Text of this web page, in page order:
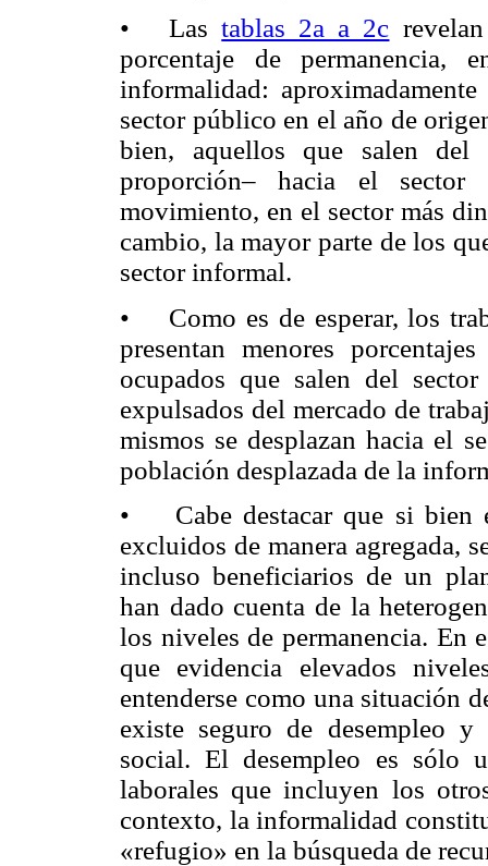
• Lastablas 2a a 2c
porcentaje de
informalidad:
sector público en el año de
bien, aquellos que salen del
proporción– hacia el sector
movimiento, en el sector más
cambio, la mayor parte de los
sector informal.
• Como es de esperar, los
presentan menores
ocupados que salen del
expulsados del mercado de
mismos se desplazan hacia el
población desplazada de la
• Cabe destacar que si bien
excluidos de manera agregada,
incluso beneficiarios de un
han dado cuenta de la
los niveles de permanencia. En
que evidencia elevados
entenderse como una situación
existe seguro de desempleo
social. El desempleo es sólo
laborales que incluyen los
contexto, la informalidad
«refugio» en la búsqueda de